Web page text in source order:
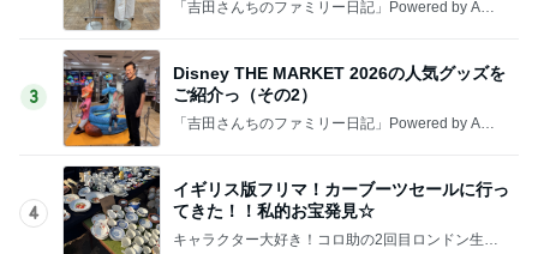
「吉田さんちのファミリー日記」Powered by Ame
3
Disney THE MARKET 2026の人気グッズを
ご紹介っ（その2）
「吉田さんちのファミリー日記」Powered by Ame
4
イギリス版フリマ！カーブーツセールに行っ
てきた！！私的お宝発見☆
キャラクター大好き！コロ助の2回目ロンドン生活